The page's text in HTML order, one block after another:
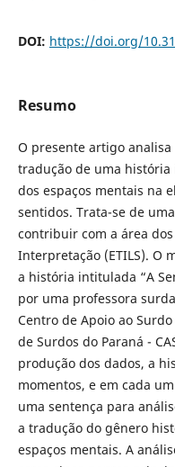
DOI: https://doi.org/
Resumo
O presente artigo analisa
tradução de uma
dos espaços mentais na
sentidos. Trata-se de
contribuir com a área
Interpretação (ETILS). O
a história intitulada “A
por uma professora
Centro de Apoio ao
de Surdos do Paraná -
produção dos dados, a
momentos, e em cada
uma sentença para
a tradução do gênero
espaços mentais. A